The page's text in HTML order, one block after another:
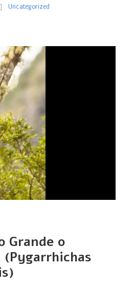
Uncategorized
Grande o
(Pygarrhichas